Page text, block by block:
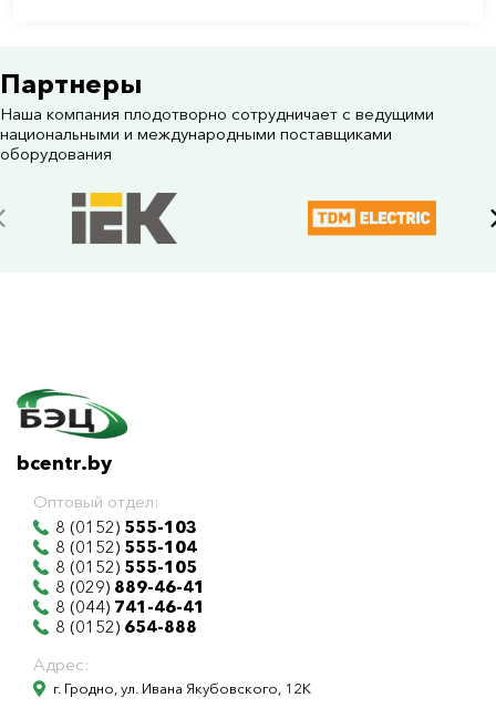
Партнеры
Наша компания плодотворно сотрудничает с ведущими
национальными и международными поставщиками
оборудования
bcentr.by
Оптовый отдел:
8 (0152) 555-103
8 (0152) 555-104
8 (0152) 555-105
8 (029) 889-46-41
8 (044) 741-46-41
8 (0152) 654-888
Адрес:
г. Гродно, ул. Ивана Якубовского, 12К